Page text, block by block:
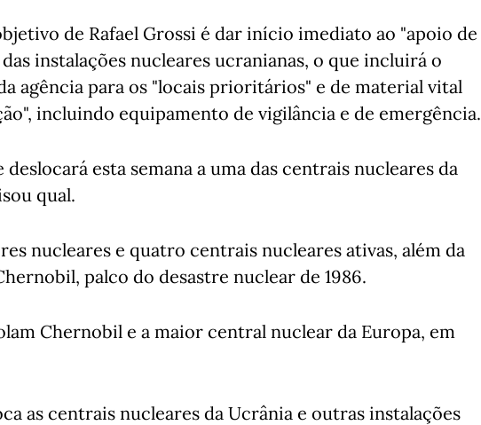
de Rafael Grossi é dar início imediato ao "apoio de
instalações nucleares ucranianas, o que incluirá o
agência para os "locais prioritários" e de material vital
incluindo equipamento de vigilância e de emergência.
esta semana a uma das centrais nucleares da
qual.
nucleares e quatro centrais nucleares ativas, além da
palco do desastre nuclear de 1986.
Chernobil e a maior central nuclear da Europa, em
as centrais nucleares da Ucrânia e outras instalações